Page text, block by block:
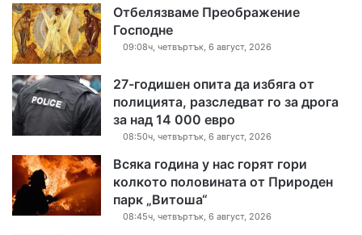
Отбелязваме Преображение
Господне
09:08ч, четвъртък, 6 август, 2026
27-годишен опита да избяга от
полицията, разследват го за дрога
за над 14 000 евро
08:50ч, четвъртък, 6 август, 2026
Всяка година у нас горят гори
колкото половината от Природен
парк „Витоша“
08:45ч, четвъртък, 6 август, 2026